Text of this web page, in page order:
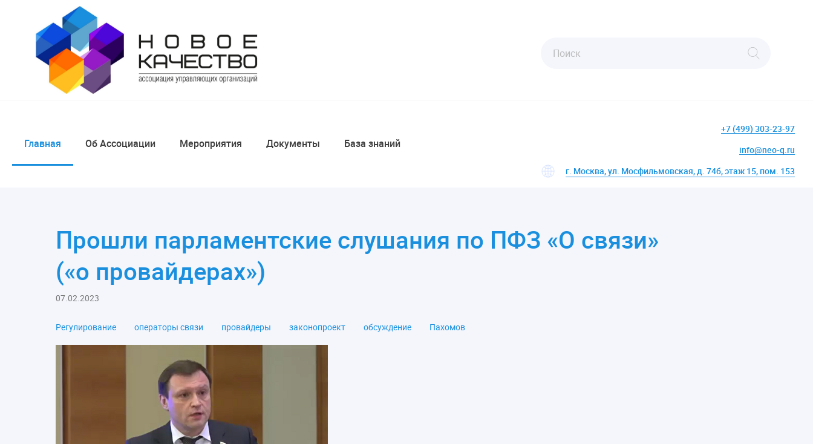
Главная Об Ассоциации Мероприятия Документы База знаний
+7 (499) 303-23-97
info@neo-q.ru
г. Москва, ул. Мосфильмовская, д. 74б, этаж 15, пом. 153
Прошли парламентские слушания по ПФЗ «О связи»
(«о провайдерах»)
07.02.2023
Регулирование операторы связи провайдеры законопроект обсуждение Пахомов